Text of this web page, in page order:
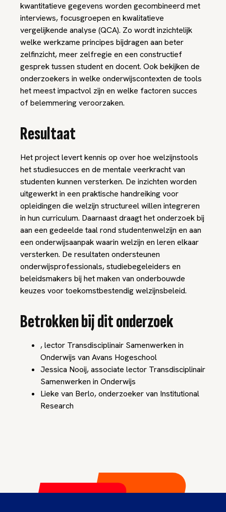
kwantitatieve gegevens worden gecombineerd met
interviews, focusgroepen en kwalitatieve
vergelijkende analyse (QCA). Zo wordt inzichtelijk
welke werkzame principes bijdragen aan beter
zelfinzicht, meer zelfregie en een constructief
gesprek tussen student en docent. Ook bekijken de
onderzoekers in welke onderwijscontexten de tools
het meest impactvol zijn en welke factoren succes
of belemmering veroorzaken.
Resultaat
Het project levert kennis op over hoe welzijnstools
het studiesucces en de mentale veerkracht van
studenten kunnen versterken. De inzichten worden
uitgewerkt in een praktische handreiking voor
opleidingen die welzijn structureel willen integreren
in hun curriculum. Daarnaast draagt het onderzoek bij
aan een gedeelde taal rond studentenwelzijn en aan
een onderwijsaanpak waarin welzijn en leren elkaar
versterken. De resultaten ondersteunen
onderwijsprofessionals, studiebegeleiders en
beleidsmakers bij het maken van onderbouwde
keuzes voor toekomstbestendig welzijnsbeleid.
Betrokken bij dit onderzoek
, lector Transdisciplinair Samenwerken in
Onderwijs van Avans Hogeschool
Jessica Nooij, associate lector Transdisciplinair
Samenwerken in Onderwijs
Lieke van Berlo, onderzoeker van Institutional
Research